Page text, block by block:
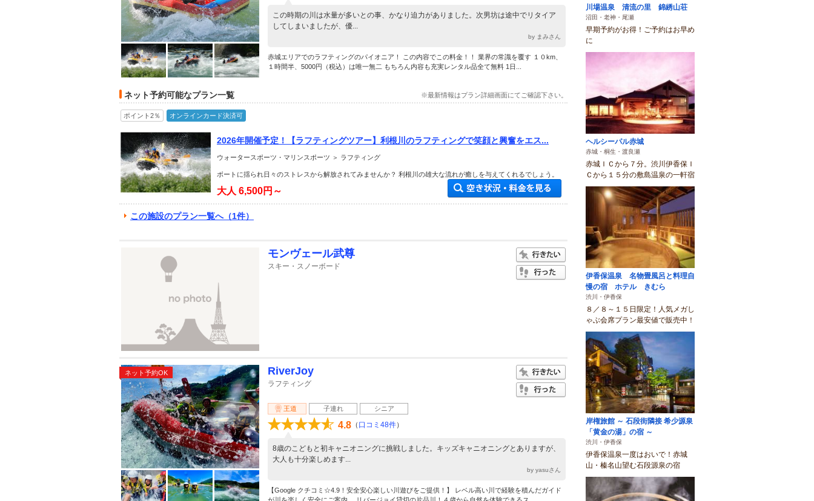
この時期の川は水量が多いとの事、かなり迫力がありました。次男坊は途中でリタイア
してしまいましたが、優...
by まみさん
赤城エリアでのラフティングのパイオニア！ この内容でこの料金！！ 業界の常識を覆す １０km、
１時間半、5000円（税込）は唯一無二 もちろん内容も充実レンタル品全て無料 1日...
ネット予約可能なプラン一覧 ※最新情報はプラン詳細画面にてご確認下さい。
ポイント2％ オンラインカード決済可
2026年開催予定！【ラフティングツアー】利根川のラフティングで笑顔と興奮をエス...
ウォータースポーツ・マリンスポーツ ＞ ラフティング
ボートに揺られ日々のストレスから解放されてみませんか？ 利根川の雄大な流れが癒しを与えてくれるでしょう。
大人 6,500円～
空き状況・料金を見る
この施設のプラン一覧へ（1件）
モンヴェール武尊
スキー・スノーボード
ネット予約OK RiverJoy
ラフティング
王道 子連れ シニア
4.8 （ 口コミ48件）
8歳のこどもと初キャニオニングに挑戦しました。キッズキャニオニングとありますが、
大人も十分楽しめます...
by yasuさん
【Google クチコミ☆4.9！安全安心楽しい川遊びをご提供！】 レベル高い川で経験を積んだガイド
川場温泉 清流の里 錦綉山荘
沼田・老神・尾瀬
早期予約がお得！ご予約はお早め
に
ヘルシーパル赤城
赤城・桐生・渡良瀬
赤城ＩＣから７分。渋川伊香保Ｉ
Ｃから１５分の敷島温泉の一軒宿
伊香保温泉 名物畳風呂と料理自
慢の宿 ホテル きむら
渋川・伊香保
８／８～１５日限定！人気メガし
ゃぶ会席プラン最安値で販売中！
岸権旅館 ～ 石段街隣接 希少源泉
「黄金の湯」の宿 ～
渋川・伊香保
伊香保温泉一度はおいで！赤城
山・榛名山望む石段源泉の宿